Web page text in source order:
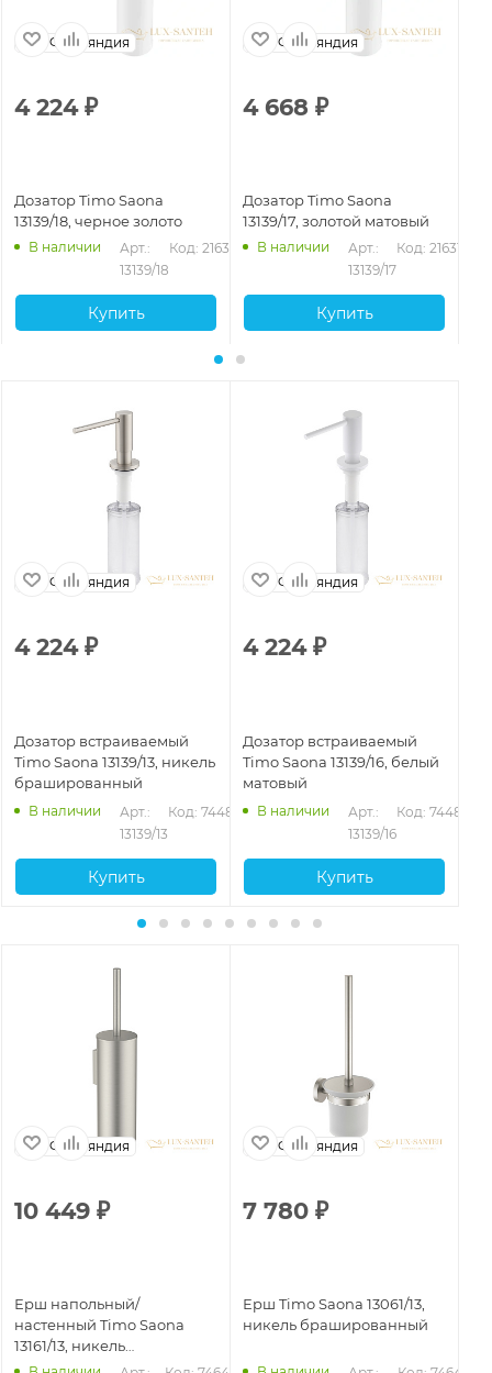
Финляндия
4 224₽
Дозатор Timo Saona
13139/18, черное золото
В наличии
Арт.:
13139/18
Код: 21632
Купить
Финляндия
4 668 ₽
Дозатор Timo Saona
13139/17, золотой матовый
В наличии
Арт.:
13139/17
Код: 21631
Купить
Финляндия
4 224₽
Дозатор встраиваемый
Timo Saona 13139/13, никель
брашированный
В наличии
Арт.:
13139/13
Код: 74481
Купить
Финляндия
4 224₽
Дозатор встраиваемый
Timo Saona 13139/16, белый
матовый
В наличии
Арт.:
13139/16
Код: 74482
Купить
Финляндия
10 449 ₽
Ерш напольный/
настенный Timo Saona
13161/13, никель
брашированный
Финляндия
7 780 ₽
Ерш Timo Saona 13061/13,
никель брашированный